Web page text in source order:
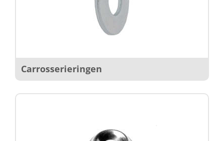
Carrosserieringen